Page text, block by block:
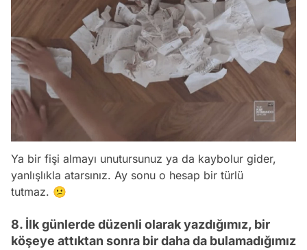
Ya bir fişi almayı unutursunuz ya da kaybolur gider,
yanlışlıkla atarsınız. Ay sonu o hesap bir türlü
tutmaz. 😕
8. İlk günlerde düzenli olarak yazdığımız, bir
köşeye attıktan sonra bir daha da bulamadığımız